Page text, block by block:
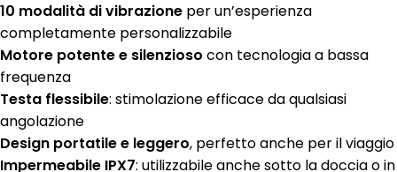
10 modalità di vibrazione per un’esperienza
completamente personalizzabile
Motore potente e silenzioso con tecnologia a bassa
frequenza
Testa flessibile: stimolazione efficace da qualsiasi
angolazione
Design portatile e leggero, perfetto anche per il viaggio
Impermeabile IPX7: utilizzabile anche sotto la doccia o in